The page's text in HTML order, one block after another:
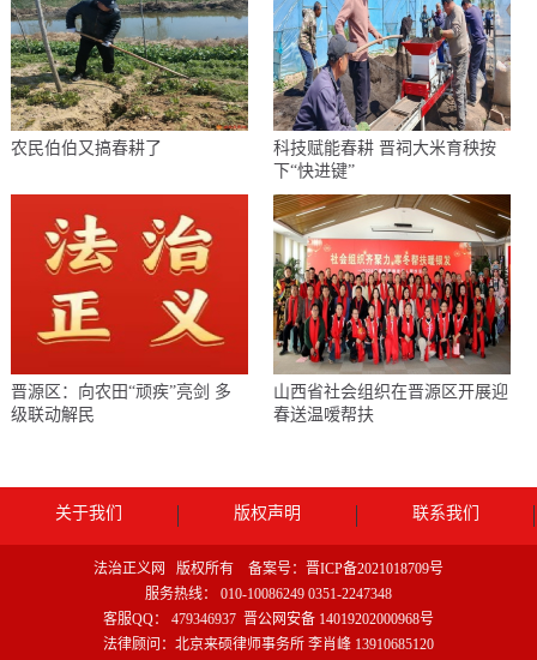
农民伯伯又搞春耕了
科技赋能春耕 晋祠大米育秧按
下“快进键”
晋源区：向农田“顽疾”亮剑 多
级联动解民
山西省社会组织在晋源区开展迎
春送温嗳帮扶
关于我们 版权声明 联系我们
法治正义网 版权所有 备案号： 晋ICP备2021018709号
服务热线： 010-10086249 0351-2247348
客服QQ： 479346937 晋公网安备 14019202000968号
法律顾问：北京来硕律师事务所 李肖峰 13910685120